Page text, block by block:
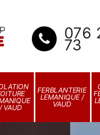
076
73
/ VAUD
FERBLANTERIE
LEMANIQUE /
VAUD